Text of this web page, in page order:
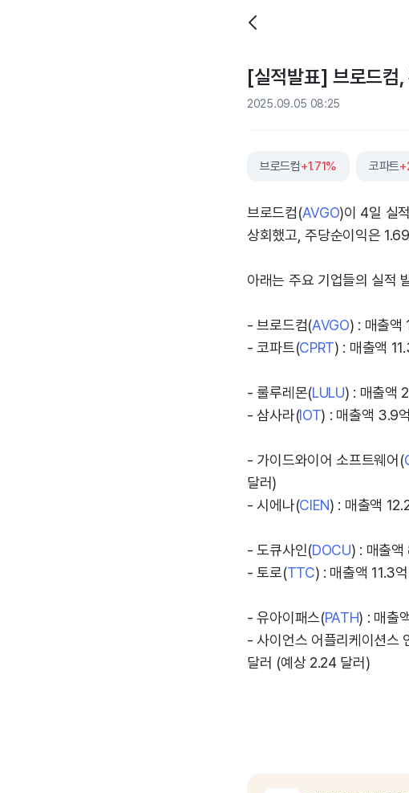
[실적발표] 브로드컴,
2025.09.05 08:25
브로드컴+1.71% 코파트
브로드컴(AVGO)이 4일 실
상회했고, 주당순이익은
아래는 주요 기업들의 실적
- 브로드컴(AVGO) : 매출액
- 코파트(CPRT) : 매출액
- 룰루레몬(LULU) : 매출액
- 삼사라(IOT) : 매출액 3.9
- 가이드와이어 소프트웨어(
달러)
- 시에나(CIEN) : 매출액
- 도큐사인(DOCU) : 매출
- 토로(TTC) : 매출액 11.3
- 유아이패스(PATH) : 매출
- 사이언스 어플리케이션스
달러 (예상 2.24 달러)